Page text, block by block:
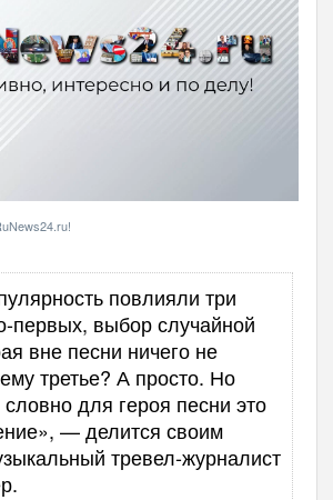
повлияли три
первых, выбор случайной
вне песни ничего не
третье? А просто. Но
для героя песни это
», —делится своим
тревел-журналист